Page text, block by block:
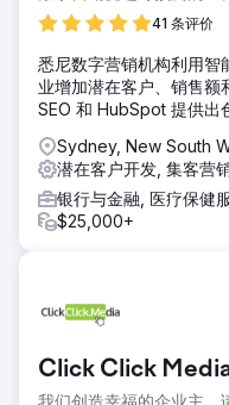
41 条评价
悉尼数字营销机构利用智
业增加潜在客户、销售
SEO 和 HubSpot 提供
Sydney, New South
潜在客户开发, 集客营
银行与金融, 医疗保健
$25,000+
Click Click
我们创造幸福的企业主，